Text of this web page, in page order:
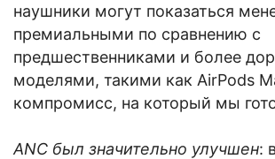
наушники могут показаться
премиальными по сравнению с
предшественниками и более
моделями, такими как AirPods
компромисс, на который мы
ANC был значительно улучшен: